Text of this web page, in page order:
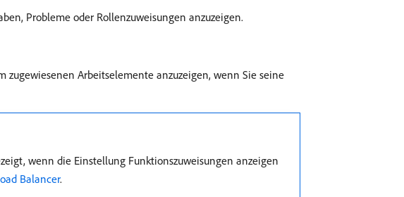
Probleme oder Rollenzuweisungen anzuzeigen.
Arbeitselemente anzuzeigen, wenn Sie seine
wenn die Einstellung Funktionszuweisungen anzeigen
Balancer.